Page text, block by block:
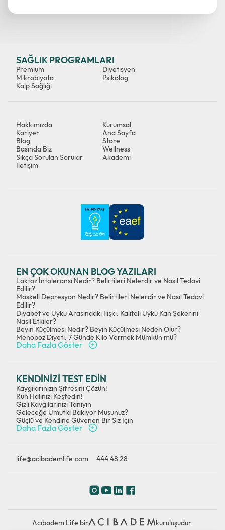
SAĞLIK PROGRAMLARI
Premium
Mikrobiyota
Kalp Sağlığı
Diyetisyen
Psikolog
Hakkımızda
Kurumsal
Kariyer
Ana Sayfa
Blog
Store
Basında Biz
Wellness
Sıkça Sorulan Sorular
Akademi
İletişim
EN ÇOK OKUNAN BLOG YAZILARI
Laktoz İntoleransı Nedir? Belirtileri Nelerdir ve Nasıl Tedavi
Edilir?
Maskeli Depresyon Nedir? Belirtileri Nelerdir ve Nasıl Tedavi
Edilir?
Diyabet ve Uyku Arasındaki İlişki: Kaliteli Uyku Kan Şekerini
Nasıl Etkiler?
Beyin Küçülmesi Nedir? Beyin Küçülmesi Neden Olur?
Menopoz Diyeti: 7 Günde Kilo Vermek Mümkün mü?
Daha Fazla Göster
KENDİNİZİ TEST EDİN
Kaygılarınızın Şifresini Çözün!
Ruh Halinizi Keşfedin!
Gizli Kaygılarınızı Tanıyın
Geleceğe Umutla Bakıyor Musunuz?
Güçlü ve Kendine Güvenen Bir Siz İçin
Daha Fazla Göster
Acıbadem Life bir kuruluşudur.
life@acibademlife.com 444 48 28